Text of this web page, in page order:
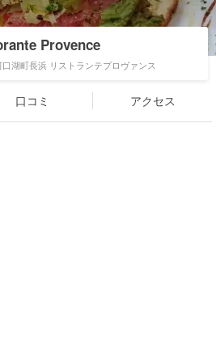
Provence
湖町長浜 リストランテプロヴァンス
口コミ アクセス